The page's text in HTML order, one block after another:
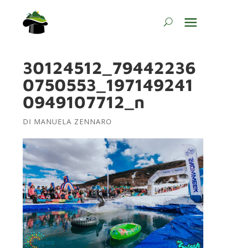
30124512_79442236
0750553_197149241
0949107712_n
DI MANUELA ZENNARO